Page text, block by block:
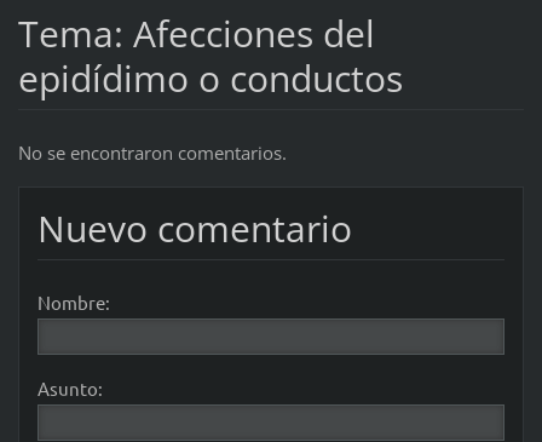
Tema: Afecciones del
epidídimo o conductos
No se encontraron comentarios.
Nuevo comentario
Nombre:
Asunto: